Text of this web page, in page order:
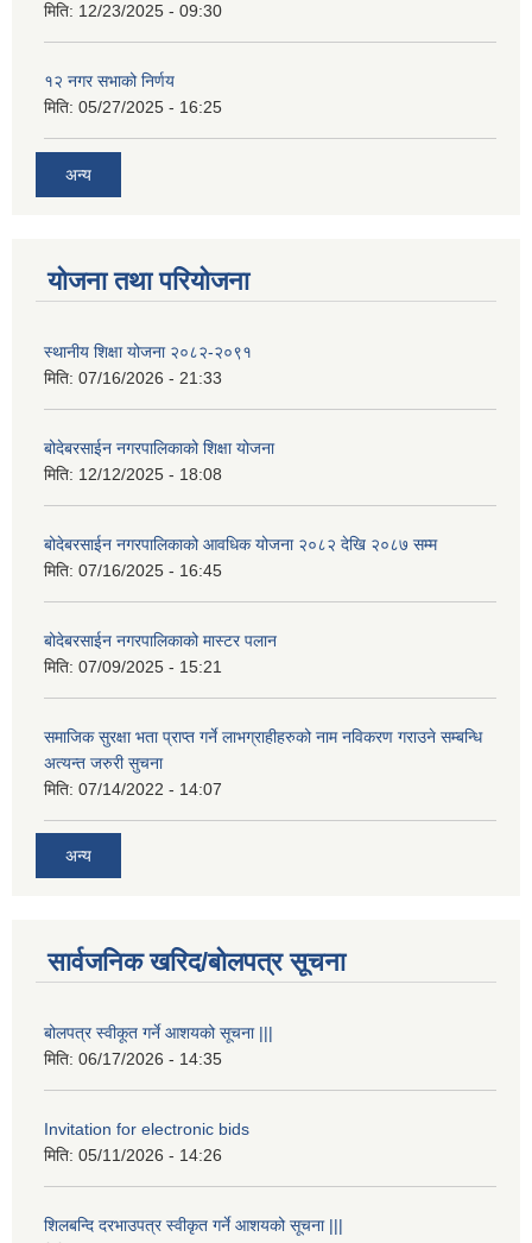
मिति: 12/23/2025 - 09:30
१२ नगर सभाको निर्णय
मिति: 05/27/2025 - 16:25
अन्य
योजना तथा परियोजना
स्थानीय शिक्षा योजना २०८२-२०९१
मिति: 07/16/2026 - 21:33
बोदेबरसाईन नगरपालिकाको शिक्षा योजना
मिति: 12/12/2025 - 18:08
बोदेबरसाईन नगरपालिकाको आवधिक योजना २०८२ देखि २०८७ सम्म
मिति: 07/16/2025 - 16:45
बोदेबरसाईन नगरपालिकाको मास्टर पलान
मिति: 07/09/2025 - 15:21
समाजिक सुरक्षा भता प्राप्त गर्ने लाभग्राहीहरुको नाम नविकरण गराउने सम्बन्धि
अत्यन्त जरुरी सुचना
मिति: 07/14/2022 - 14:07
अन्य
सार्वजनिक खरिद/बोलपत्र सूचना
बोलपत्र स्वीकूत गर्ने आशयको सूचना |||
मिति: 06/17/2026 - 14:35
Invitation for electronic bids
मिति: 05/11/2026 - 14:26
शिलबन्दि दरभाउपत्र स्वीकृत गर्ने आशयको सूचना |||